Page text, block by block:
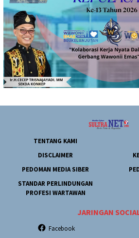
TENTANG KAMI
DISCLAIMER
PEDOMAN MEDIA SIBER
STANDAR PERLINDUNGAN
PROFESI WARTAWAN
JARINGAN
Facebook